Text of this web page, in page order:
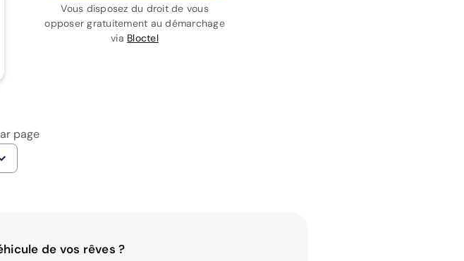
Vous disposez du droit de vous
opposer gratuitement au démarchage
via Bloctel
page
de vos rêves ?